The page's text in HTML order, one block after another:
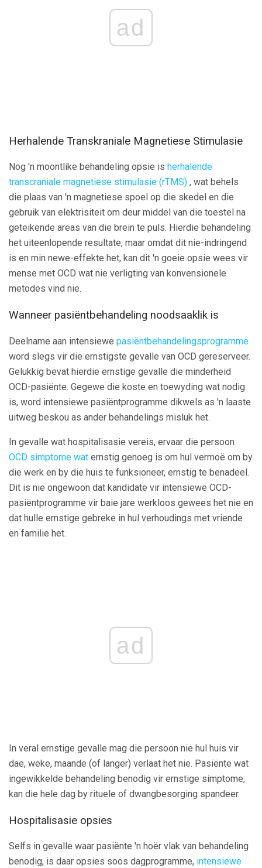
ad
Herhalende Transkraniale Magnetiese Stimulasie
Nog 'n moontlike behandeling opsie is herhalende
transcraniale magnetiese stimulasie (rTMS) , wat behels
die plaas van 'n magnetiese spoel op die skedel en die
gebruik van elektrisiteit om deur middel van die toestel na
geteikende areas van die brein te puls. Hierdie behandeling
het uiteenlopende resultate, maar omdat dit nie-indringend
is en min newe-effekte het, kan dit 'n goeie opsie wees vir
mense met OCD wat nie verligting van konvensionele
metodes vind nie.
Wanneer pasiëntbehandeling noodsaaklik is
Deelname aan intensiewe pasiëntbehandelingsprogramme
word slegs vir die ernstigste gevalle van OCD gereserveer.
Gelukkig bevat hierdie ernstige gevalle die minderheid
OCD-pasiënte. Gegewe die koste en toewyding wat nodig
is, word intensiewe pasiëntprogramme dikwels as 'n laaste
uitweg beskou as ander behandelings misluk het.
In gevalle wat hospitalisasie vereis, ervaar die persoon
OCD simptome wat ernstig genoeg is om hul vermoë om by
die werk en by die huis te funksioneer, ernstig te benadeel.
Dit is nie ongewoon dat kandidate vir intensiewe OCD-
pasiëntprogramme vir baie jare werkloos gewees het nie en
dat hulle ernstige gebreke in hul verhoudings met vriende
en familie het.
ad
In veral ernstige gevalle mag die persoon nie hul huis vir
dae, weke, maande (of langer) verlaat het nie. Pasiënte wat
ingewikkelde behandeling benodig vir ernstige simptome,
kan die hele dag by rituele of dwangbesorging spandeer.
Hospitalisasie opsies
Selfs in gevalle waar pasiënte 'n hoër vlak van behandeling
benodig, is daar opsies soos dagprogramme, intensiewe